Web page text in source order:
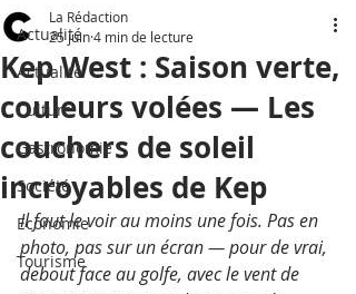
Actualité
Actualité
Culture
Gastronomie
Société
Economie
Tourisme
Kep West : Saison verte,
couleurs volées — Les
couchers de soleil
incroyables de Kep
La Rédaction
25 juin4 min de lecture
Il faut le voir au moins une fois. Pas en
photo, pas sur un écran — pour de vrai,
debout face au golfe, avec le vent de